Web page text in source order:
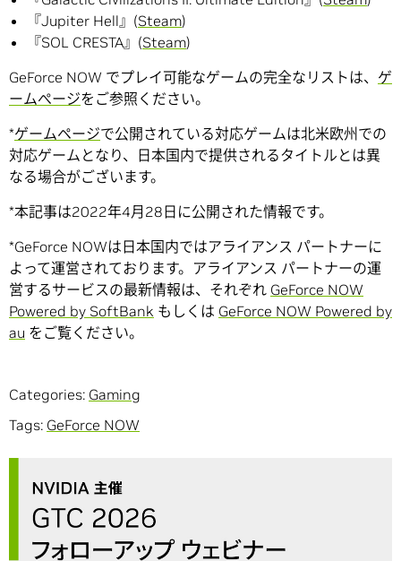
『Jupiter Hell』(Steam)
『SOL CRESTA』(Steam)
GeForce NOW でプレイ可能なゲームの完全なリストは、 ゲ
ームぺージをご参照ください。
*ゲームページで公開されている対応ゲームは北米欧州での
対応ゲームとなり、日本国内で提供されるタイトルとは異
なる場合がございます。
*本記事は2022年4月28日に公開された情報です。
*GeForce NOWは日本国内ではアライアンス パートナーに
よって運営されております。アライアンス パートナーの運
営するサービスの最新情報は、それぞれ GeForce NOW
Powered by SoftBank もしくは GeForce NOW Powered by
au をご覧ください。
Categories: Gaming
Tags: GeForce NOW